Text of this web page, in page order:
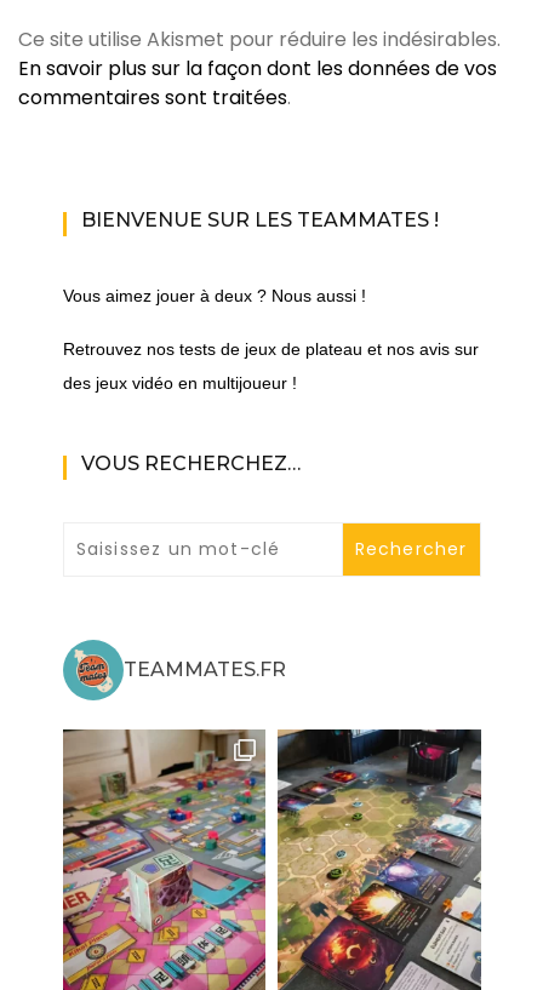
Ce site utilise Akismet pour réduire les indésirables.
En savoir plus sur la façon dont les données de vos
commentaires sont traitées.
BIENVENUE SUR LES TEAMMATES !
Vous aimez jouer à deux ? Nous aussi !
Retrouvez nos tests de jeux de plateau et nos avis sur
des jeux vidéo en multijoueur !
VOUS RECHERCHEZ…
TEAMMATES.FR